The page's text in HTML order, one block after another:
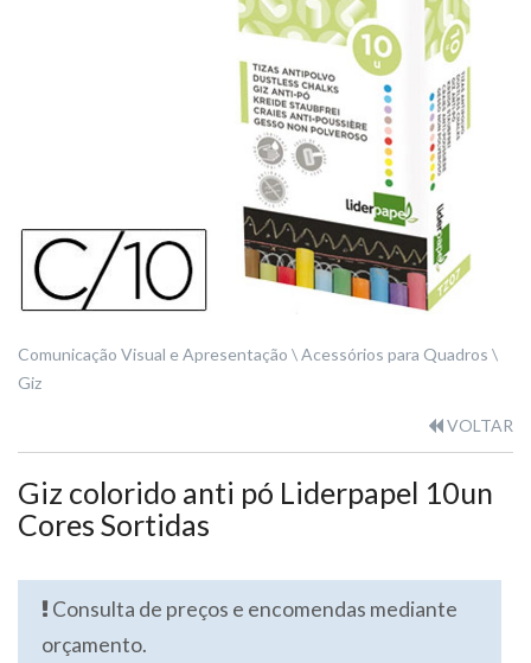
Comunicação Visual e Apresentação
Acessórios para Quadros
Giz
VOLTAR
Giz colorido anti pó Liderpapel 10un
Cores Sortidas
Consulta de preços e encomendas mediante
orçamento.